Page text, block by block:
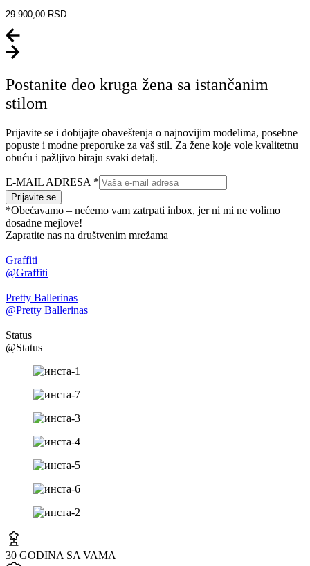
29.900,00 RSD
Postanite deo kruga žena sa istančanim
stilom
Prijavite se i dobijajte obaveštenja o najnovijim modelima, posebne
popuste i modne preporuke za vaš stil. Za žene koje vole kvalitetnu
obuću i pažljivo biraju svaki detalj.
E-MAIL ADRESA *
Prijavite se
*Obećavamo – nećemo vam zatrpati inbox, jer ni mi ne volimo
dosadne mejlove!
Zapratite nas na društvenim mrežama
Graffiti
@Graffiti
Pretty Ballerinas
@Pretty Ballerinas
Status
@Status
30 GODINA SA VAMA